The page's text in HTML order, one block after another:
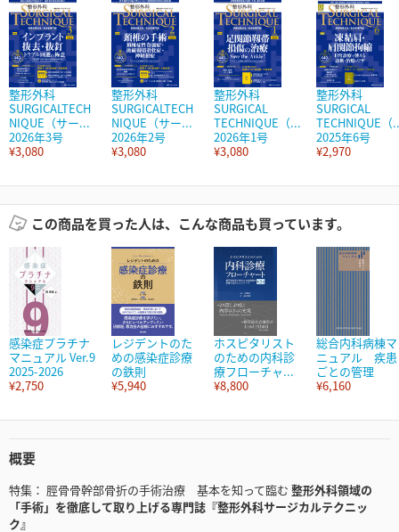
整形外科
SURGICALTECH
NIQUE（サー...
2026年3号
¥3,080
整形外科
SURGICALTECH
NIQUE（サー...
2026年2号
¥3,080
整形外科
SURGICAL
TECHNIQUE（...
2026年1号
¥3,080
整形外科
SURGICAL
TECHNIQUE（
2025年6号
¥2,970
この商品を買った人は、こんな商品も買っています。
感染症プラチナ
マニュアル Ver.9
2025-2026
¥2,750
レジデントのた
めの感染症診療
の鉄則
¥5,940
ホスピタリスト
のための内科診
療フローチャ...
¥8,800
総合内科病棟マ
ニュアル 疾患
ごとの管理
¥6,160
概要
特集： 脛骨骨幹部骨折の手術治療 基本を知って臨む 整形外科領域の
「手術」を徹底して取り上げる専門誌『整形外科サージカルテクニッ
ク』